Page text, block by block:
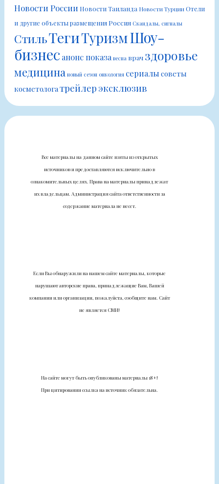
Новости России Новости Таиланда Новости ТурцииОтели
и другие объекты размещенияРоссия Скандалы, сигналы
СтильТегиТуризмШоу-
бизнес анонс показа весна врач здоровье
медицина новый сезон онкология сериалы советы
косметологатрейлер эксклюзив
Все материалы на данном сайте взяты из открытых
источников и предоставляются исключительно в
ознакомительных целях. Права на материалы принадлежат
их владельцам. Администрация сайта ответственности за
содержание материала не несет.
Если Вы обнаружили на нашем сайте материалы, которые
нарушают авторские права, принадлежащие Вам, Вашей
компании или организации, пожалуйста, сообщите нам. Сайт
не является СМИ!
На сайте могут быть опубликованы материалы 18+!
При цитировании ссылка на источник обязательна.